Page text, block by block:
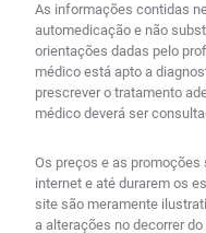
As informações contidas
automedicação e não
orientações dadas pelo
médico está apto a
prescrever o tratamento
médico deverá ser
Os preços e as
internet e até durarem os
site são meramente
a alterações no decorrer